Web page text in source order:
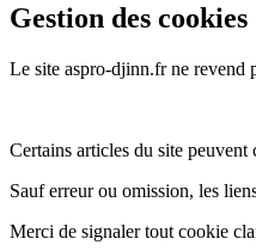
Gestion des cookies
Le site aspro-djinn.fr ne revend
Certains articles du site
Sauf erreur ou omission, les
Merci de signaler tout cookie